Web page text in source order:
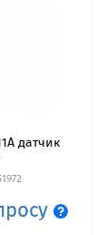
датчик